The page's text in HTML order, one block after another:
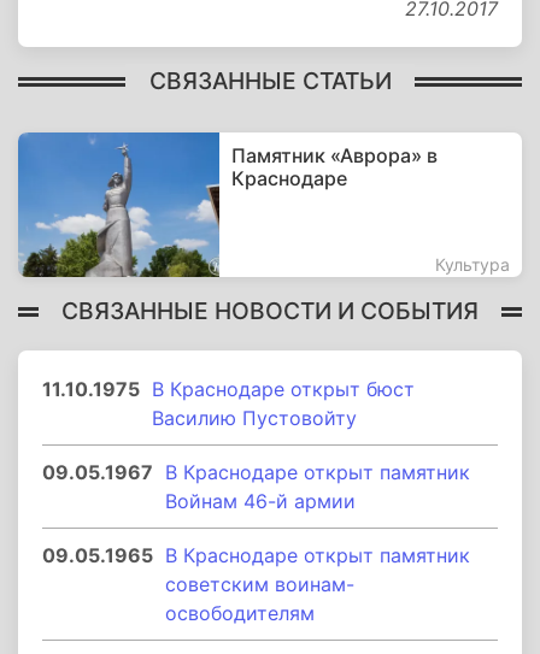
27.10.2017
СВЯЗАННЫЕ СТАТЬИ
Памятник «Аврора» в
Краснодаре
Культура
СВЯЗАННЫЕ НОВОСТИ И СОБЫТИЯ
11.10.1975 В Краснодаре открыт бюст
Василию Пустовойту
09.05.1967 В Краснодаре открыт памятник
Войнам 46-й армии
09.05.1965 В Краснодаре открыт памятник
советским воинам-
освободителям